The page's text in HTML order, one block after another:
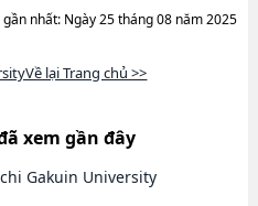
nhất: Ngày 25 tháng 08 năm 2025
lại Trang chủ >>
xem gần đây
Gakuin University